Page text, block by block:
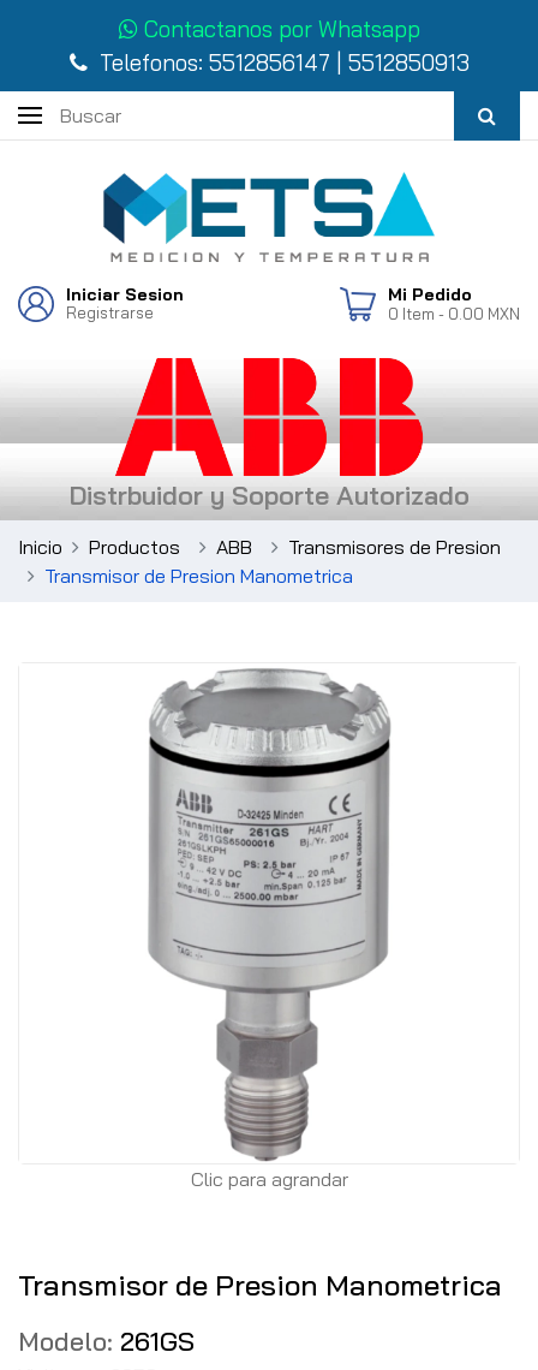
Contactanos por Whatsapp
Telefonos: 5512856147 5512850913
Iniciar Sesion
Registrarse
Mi Pedido
0 Item - 0.00 MXN
Distrbuidor y Soporte Autorizado
Inicio Productos ABB
Transmisores de Presion
Transmisor de Presion Manometrica
Clic para agrandar
Transmisor de Presion Manometrica
Modelo: 261GS